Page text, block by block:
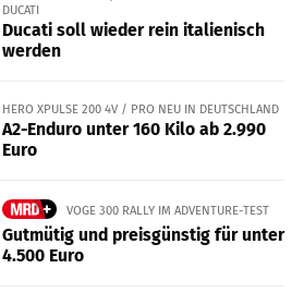
DUCATI
Ducati soll wieder rein italienisch
werden
HERO XPULSE 200 4V / PRO NEU IN DEUTSCHLAND
A2-Enduro unter 160 Kilo ab 2.990
Euro
VOGE 300 RALLY IM ADVENTURE-TEST
Gutmütig und preisgünstig für unter
4.500 Euro